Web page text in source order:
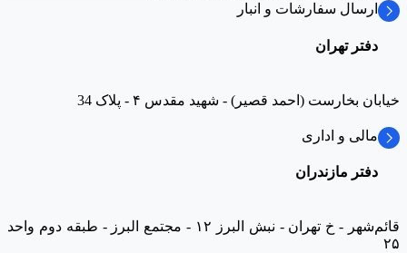
ارسال سفارشات و انبار
دفتر تهران
خیابان بخارست (احمد قصیر) - شهید مقدس ۴ - پلاک 34
مالی و اداری
دفتر مازندران
قائم‌شهر - خ تهران - نبش البرز ۱۲ - مجتمع البرز - طبقه دوم واحد
۲۵